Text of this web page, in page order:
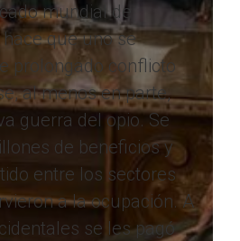
mundial de
que uno se
prolongado conflicto
al menos en parte,
guerra del opio. Se
de beneficios y
entre los sectores
a la ocupación. A
se les pagó